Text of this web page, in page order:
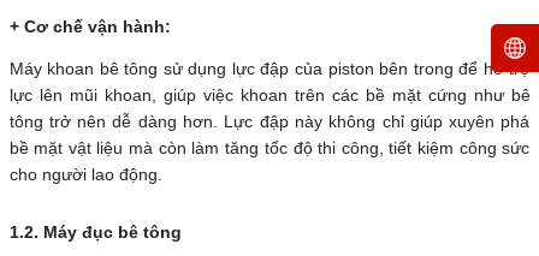
+ Cơ chế vận hành:
Máy khoan bê tông sử dụng lực đập của piston bên trong để hỗ trợ
lực lên mũi khoan, giúp việc khoan trên các bề mặt cứng như bê
tông trở nên dễ dàng hơn. Lực đập này không chỉ giúp xuyên phá
bề mặt vật liệu mà còn làm tăng tốc độ thi công, tiết kiệm công sức
cho người lao động.
1.2. Máy đục bê tông